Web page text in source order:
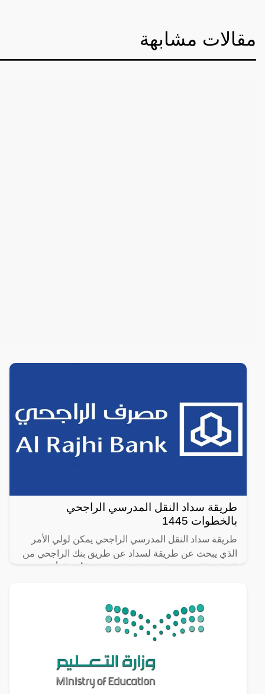
مقالات مشابهة
طريقة سداد النقل المدرسي الراجحي
بالخطوات 1445
طريقة سداد النقل المدرسي الراجحي يمكن لولي الأمر
الذي يبحث عن طريقة لسداد عن طريق بنك الراجحي من